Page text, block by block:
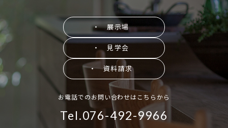
・ 展示場
・ 見学会
・ 資料請求
お電話でのお問い合わせはこちらから
Tel.076-492-9966